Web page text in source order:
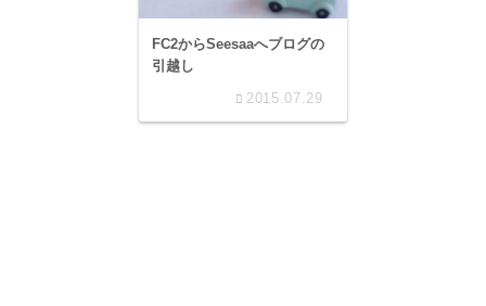
FC2からSeesaaへブログの
引越し